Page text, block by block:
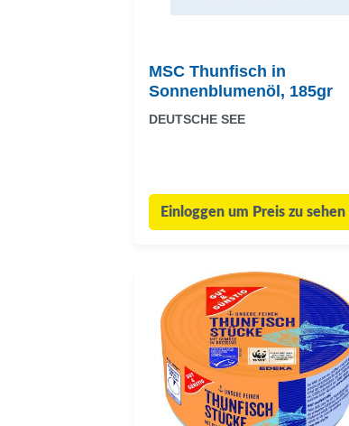
MSC Thunfisch in
Sonnenblumenöl, 185gr
DEUTSCHE SEE
Einloggen um Preis zu sehen